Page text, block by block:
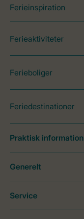
Ferieinspiration
Ferieaktiviteter
Ferieboliger
Feriedestinationer
Praktisk information
Generelt
Service